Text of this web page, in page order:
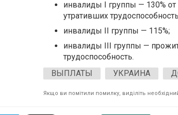
инвалиды I группы — 130%
утративших
инвалиды II группы — 115%;
инвалиды III группы —
трудоспособность.
ВЫПЛАТЫ
УКРАИНА
Якщо ви помітили помилку, виділіть